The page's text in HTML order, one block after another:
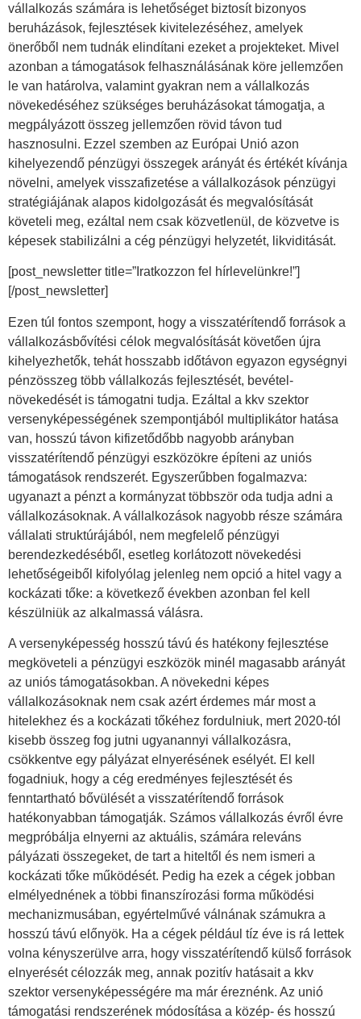
vállalkozás számára is lehetőséget biztosít bizonyos
beruházások, fejlesztések kivitelezéséhez, amelyek
önerőből nem tudnák elindítani ezeket a projekteket. Mivel
azonban a támogatások felhasználásának köre jellemzően
le van határolva, valamint gyakran nem a vállalkozás
növekedéséhez szükséges beruházásokat támogatja, a
megpályázott összeg jellemzően rövid távon tud
hasznosulni. Ezzel szemben az Európai Unió azon
kihelyezendő pénzügyi összegek arányát és értékét kívánja
növelni, amelyek visszafizetése a vállalkozások pénzügyi
stratégiájának alapos kidolgozását és megvalósítását
követeli meg, ezáltal nem csak közvetlenül, de közvetve is
képesek stabilizálni a cég pénzügyi helyzetét, likviditását.
[post_newsletter title=”Iratkozzon fel hírlevelünkre!”]
[/post_newsletter]
Ezen túl fontos szempont, hogy a visszatérítendő források a
vállalkozásbővítési célok megvalósítását követően újra
kihelyezhetők, tehát hosszabb időtávon egyazon egységnyi
pénzösszeg több vállalkozás fejlesztését, bevétel-
növekedését is támogatni tudja. Ezáltal a kkv szektor
versenyképességének szempontjából multiplikátor hatása
van, hosszú távon kifizetődőbb nagyobb arányban
visszatérítendő pénzügyi eszközökre építeni az uniós
támogatások rendszerét. Egyszerűbben fogalmazva:
ugyanazt a pénzt a kormányzat többször oda tudja adni a
vállalkozásoknak. A vállalkozások nagyobb része számára
vállalati struktúrájából, nem megfelelő pénzügyi
berendezkedéséből, esetleg korlátozott növekedési
lehetőségeiből kifolyólag jelenleg nem opció a hitel vagy a
kockázati tőke: a következő években azonban fel kell
készülniük az alkalmassá válásra.
A versenyképesség hosszú távú és hatékony fejlesztése
megköveteli a pénzügyi eszközök minél magasabb arányát
az uniós támogatásokban. A növekedni képes
vállalkozásoknak nem csak azért érdemes már most a
hitelekhez és a kockázati tőkéhez fordulniuk, mert 2020-tól
kisebb összeg fog jutni ugyanannyi vállalkozásra,
csökkentve egy pályázat elnyerésének esélyét. El kell
fogadniuk, hogy a cég eredményes fejlesztését és
fenntartható bővülését a visszatérítendő források
hatékonyabban támogatják. Számos vállalkozás évről évre
megpróbálja elnyerni az aktuális, számára releváns
pályázati összegeket, de tart a hiteltől és nem ismeri a
kockázati tőke működését. Pedig ha ezek a cégek jobban
elmélyednének a többi finanszírozási forma működési
mechanizmusában, egyértelművé válnának számukra a
hosszú távú előnyök. Ha a cégek például tíz éve is rá lettek
volna kényszerülve arra, hogy visszatérítendő külső források
elnyerését célozzák meg, annak pozitív hatásait a kkv
szektor versenyképességére ma már éreznénk. Az unió
támogatási rendszerének módosítása a közép- és hosszú